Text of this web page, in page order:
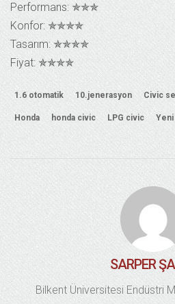
Performans: ✯✯✯
Konfor: ✯✯✯✯
Tasarım: ✯✯✯✯
Fiyat: ✯✯✯✯
1.6 otomatik 10.jenerasyon Civic
Honda honda civic LPG civic
SARPER
Bilkent Üniversitesi Endüstri